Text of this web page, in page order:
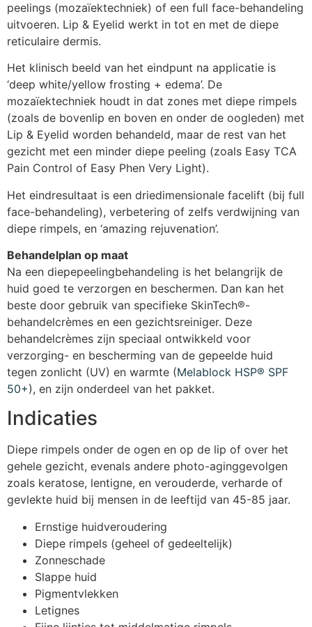
peelings (mozaïektechniek) of een full face-behandeling
uitvoeren. Lip & Eyelid werkt in tot en met de diepe
reticulaire dermis.
Het klinisch beeld van het eindpunt na applicatie is
‘deep white/yellow frosting + edema’. De
mozaïektechniek houdt in dat zones met diepe rimpels
(zoals de bovenlip en boven en onder de oogleden) met
Lip & Eyelid worden behandeld, maar de rest van het
gezicht met een minder diepe peeling (zoals Easy TCA
Pain Control of Easy Phen Very Light).
Het eindresultaat is een driedimensionale facelift (bij full
face-behandeling), verbetering of zelfs verdwijning van
diepe rimpels, en ‘amazing rejuvenation’.
Behandelplan op maat
Na een diepepeelingbehandeling is het belangrijk de
huid goed te verzorgen en beschermen. Dan kan het
beste door gebruik van specifieke SkinTech®-
behandelcrèmes en een gezichtsreiniger. Deze
behandelcrèmes zijn speciaal ontwikkeld voor
verzorging- en bescherming van de gepeelde huid
tegen zonlicht (UV) en warmte (Melablock HSP® SPF
50+), en zijn onderdeel van het pakket.
Indicaties
Diepe rimpels onder de ogen en op de lip of over het
gehele gezicht, evenals andere photo-aginggevolgen
zoals keratose, lentigne, en verouderde, verharde of
gevlekte huid bij mensen in de leeftijd van 45-85 jaar.
Ernstige huidveroudering
Diepe rimpels (geheel of gedeeltelijk)
Zonneschade
Slappe huid
Pigmentvlekken
Letignes